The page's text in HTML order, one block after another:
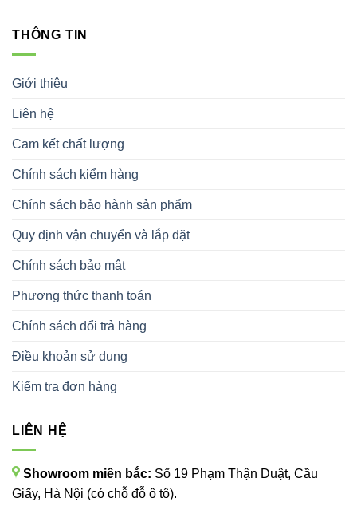
THÔNG TIN
Giới thiệu
Liên hệ
Cam kết chất lượng
Chính sách kiểm hàng
Chính sách bảo hành sản phẩm
Quy định vận chuyển và lắp đặt
Chính sách bảo mật
Phương thức thanh toán
Chính sách đổi trả hàng
Điều khoản sử dụng
Kiểm tra đơn hàng
LIÊN HỆ
Showroom miền bắc: Số 19 Phạm Thận Duật, Cầu
Giấy, Hà Nội (có chỗ đỗ ô tô).